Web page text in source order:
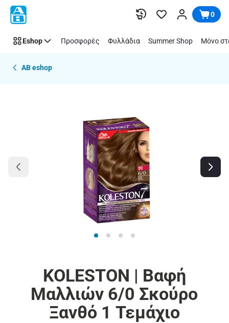
Παράλειψη 0
Eshop Προσφορές Φυλλάδια Summer Shop Μόνο
AB eshop
KOLESTON | Βαφή
Μαλλιών 6/0 Σκούρο
Ξανθό 1 Τεμάχιο